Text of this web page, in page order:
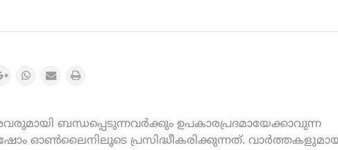
ബന്ധപ്പെടുന്നവർക്കും ഉപകാരപ്രദമായേക്കാവുന്ന
ഓൺലൈനിലൂടെ പ്രസിദ്ധീകരിക്കുന്നത്.